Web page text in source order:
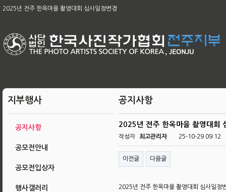
2025년 전주 한옥마을 촬영대회 심사일정변경
제58회 전북특별자치도 사진대전
제63회 전국회원작품 지상전 심사결과
[공지]2025 전주한옥마을촬영대회작품심사결과
지부행사
공지사항
공모전안내
공모전입상자
행사갤러리
공지사항
2025년 전주 한옥마을 촬영대회
작성자 최고관리자 25-10-29 09:12
이전글 다음글
2025년 전주 한옥마을 촬영대회 심사일정